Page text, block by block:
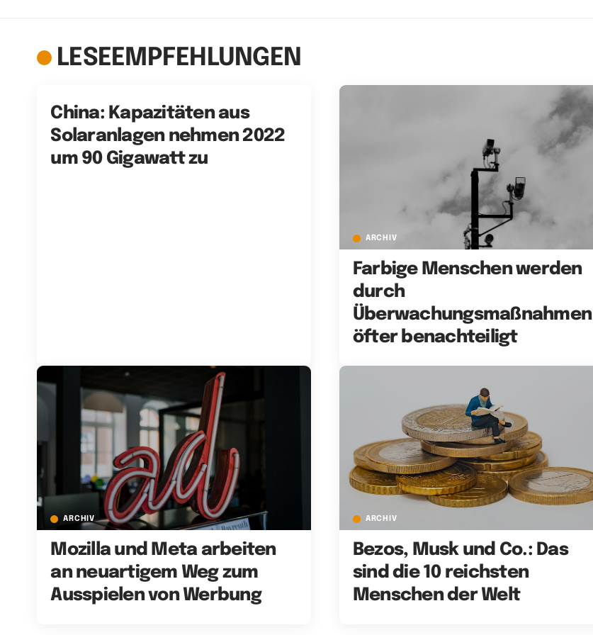
LESEEMPFEHLUNGEN
China: Kapazitäten aus
Solaranlagen nehmen 2022
um 90 Gigawatt zu
ARCHIV
Farbige Menschen werden
durch
Überwachungsmaßnahmen
öfter benachteiligt
ARCHIV
Mozilla und Meta arbeiten
an neuartigem Weg zum
Ausspielen von Werbung
ARCHIV
Bezos, Musk und Co.: Das
sind die 10 reichsten
Menschen der Welt